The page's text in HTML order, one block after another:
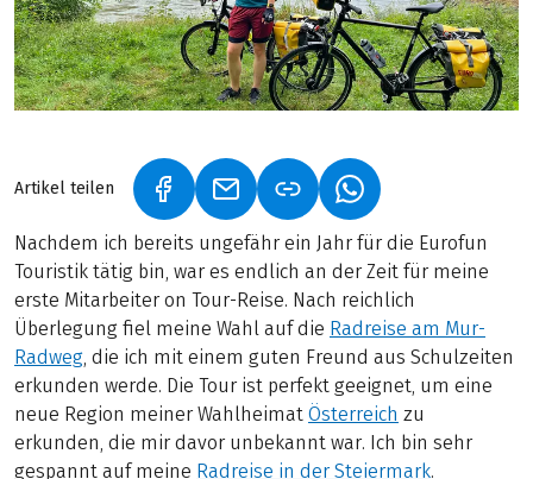
Artikel teilen (LINK ÖFFNET IN NEUEM TAB)
(LINK ÖFFNET IN NEUEM TAB)
(LINK ÖFFNET IN
Nachdem ich bereits ungefähr ein Jahr für die Eurofun
Touristik tätig bin, war es endlich an der Zeit für meine
erste Mitarbeiter on Tour-Reise. Nach reichlich
Überlegung fiel meine Wahl auf die Radreise am Mur-
Radweg, die ich mit einem guten Freund aus Schulzeiten
erkunden werde. Die Tour ist perfekt geeignet, um eine
neue Region meiner Wahlheimat Österreich zu
erkunden, die mir davor unbekannt war. Ich bin sehr
gespannt auf meine Radreise in der Steiermark.